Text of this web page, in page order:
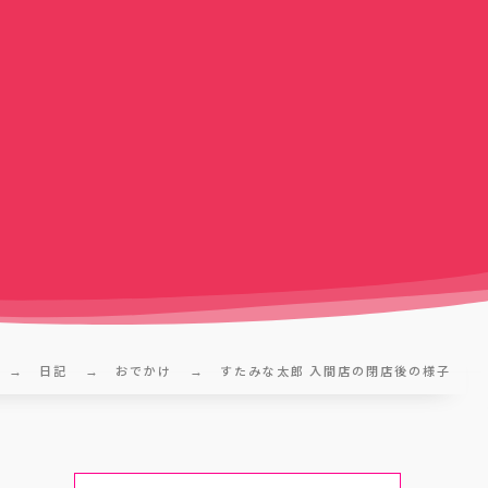
日記 おでかけ すたみな太郎 入間店の閉店後の様子